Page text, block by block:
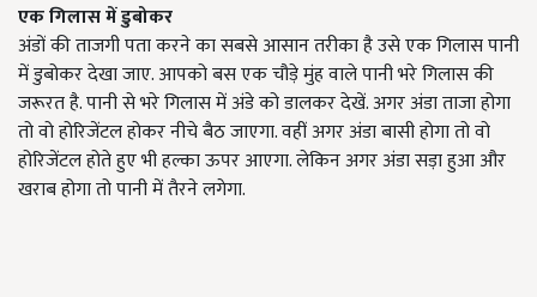
एक गिलास में डुबोकर
अंडों की ताजगी पता करने का सबसे आसान तरीका है उसे एक गिलास पानी
में डुबोकर देखा जाए. आपको बस एक चौड़े मुंह वाले पानी भरे गिलास की
जरूरत है. पानी से भरे गिलास में अंडे को डालकर देखें. अगर अंडा ताजा होगा
तो वो होरिजेंटल होकर नीचे बैठ जाएगा. वहीं अगर अंडा बासी होगा तो वो
होरिजेंटल होते हुए भी हल्का ऊपर आएगा. लेकिन अगर अंडा सड़ा हुआ और
खराब होगा तो पानी में तैरने लगेगा.